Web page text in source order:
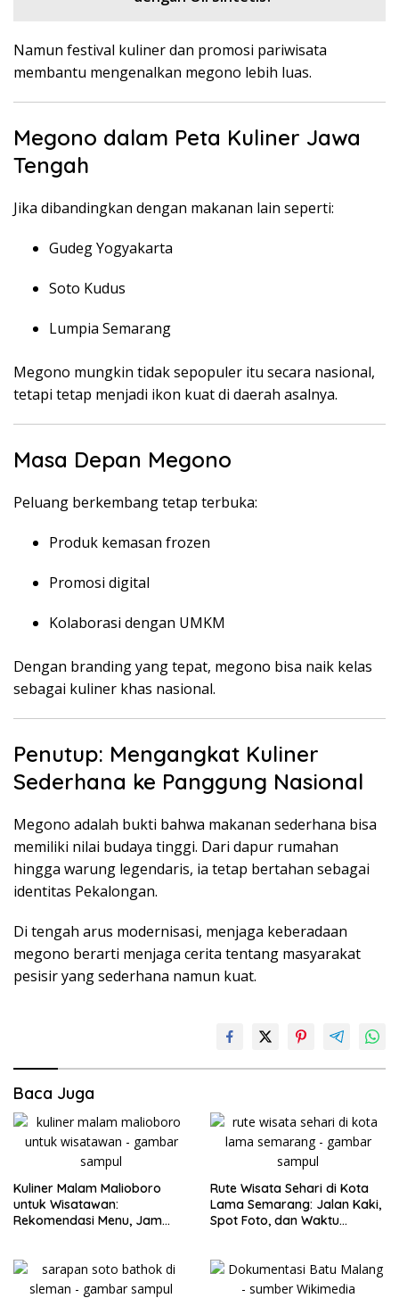
Namun festival kuliner dan promosi pariwisata
membantu mengenalkan megono lebih luas.
Megono dalam Peta Kuliner Jawa
Tengah
Jika dibandingkan dengan makanan lain seperti:
Gudeg Yogyakarta
Soto Kudus
Lumpia Semarang
Megono mungkin tidak sepopuler itu secara nasional,
tetapi tetap menjadi ikon kuat di daerah asalnya.
Masa Depan Megono
Peluang berkembang tetap terbuka:
Produk kemasan frozen
Promosi digital
Kolaborasi dengan UMKM
Dengan branding yang tepat, megono bisa naik kelas
sebagai kuliner khas nasional.
Penutup: Mengangkat Kuliner
Sederhana ke Panggung Nasional
Megono adalah bukti bahwa makanan sederhana bisa
memiliki nilai budaya tinggi. Dari dapur rumahan
hingga warung legendaris, ia tetap bertahan sebagai
identitas Pekalongan.
Di tengah arus modernisasi, menjaga keberadaan
megono berarti menjaga cerita tentang masyarakat
pesisir yang sederhana namun kuat.
Baca Juga
Kuliner Malam Malioboro
untuk Wisatawan:
Rekomendasi Menu, Jam
Rute Wisata Sehari di Kota
Lama Semarang: Jalan Kaki,
Spot Foto, dan Waktu